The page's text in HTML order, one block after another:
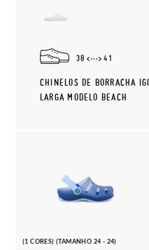
38 41
CHINELOS DE BORRACHA
LARGA MODELO BEACH
(1 CORES) (TAMANHO 24 - 24)